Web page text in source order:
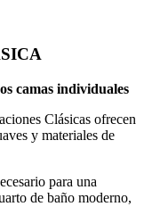
camas individuales
Clásicas ofrecen
y materiales de
para una
de baño moderno,